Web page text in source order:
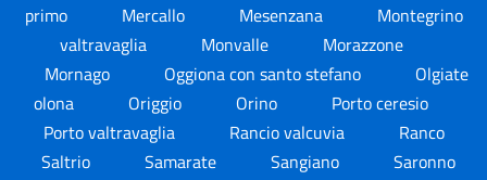
primo
Mercallo Mesenzana
Montegrino
valtravaglia
Monvalle
Morazzone
Mornago
Oggiona con santo stefano
Olgiate
olona
Origgio Orino
Porto ceresio
Porto valtravaglia
Rancio valcuvia
Ranco
Saltrio
Samarate Sangiano
Saronno